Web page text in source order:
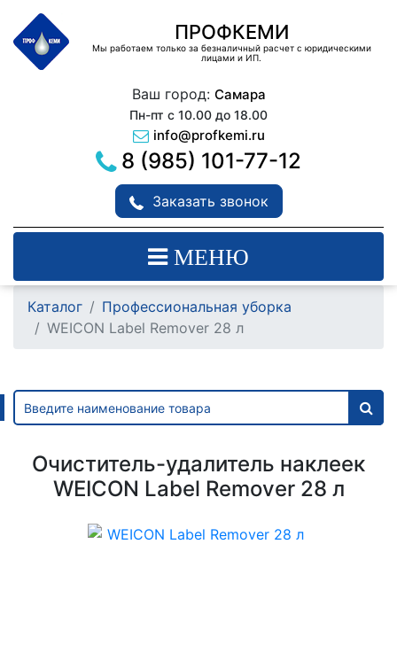
ПРОФКЕМИ
Мы работаем только за безналичный расчет с юридическими
лицами и ИП.
Ваш город: Самара
Пн-пт с 10.00 до 18.00
info@profkemi.ru
8 (985) 101-77-12
Заказать звонок
МЕНЮ
Каталог
Профессиональная уборка
WEICON Label Remover 28 л
Очиститель-удалитель наклеек
WEICON Label Remover 28 л